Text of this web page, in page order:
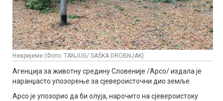
Невријеме (Фото: TANJUG/ SAŠKA DROBNJAK)
Агенција за животну средину Словеније /Арсо/ издала је
наранџасто упозорење за сјевероисточни дио земље.
Арсо је упозорио да би олуја, нарочито на сјевероистоку